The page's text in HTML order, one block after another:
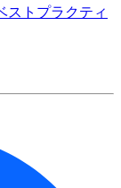
トプラクティ